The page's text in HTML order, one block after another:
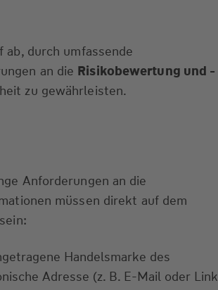
durch umfassende
an die Risikobewertung und -
zu gewährleisten.
Anforderungen an die
müssen direkt auf dem
Handelsmarke des
Adresse (z. B. E-Mail oder Link